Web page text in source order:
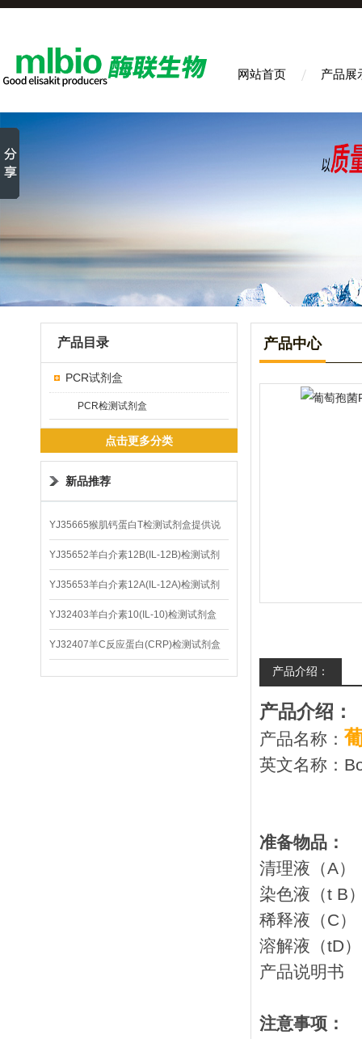
网站首页 产品展
产品目录
PCR试剂盒
PCR检测试剂盒
点击更多分类
新品推荐
YJ35665猴肌钙蛋白T检测试剂盒提供说
明书
YJ35652羊白介素12B(IL-12B)检测试剂
盒
YJ35653羊白介素12A(IL-12A)检测试剂
盒
YJ32403羊白介素10(IL-10)检测试剂盒
YJ32407羊C反应蛋白(CRP)检测试剂盒
产品中心
产品介绍：
产品介绍：
产品名称：
英文名称：
准备物品：
清理
染色
稀释
溶解
产品
注意事项：